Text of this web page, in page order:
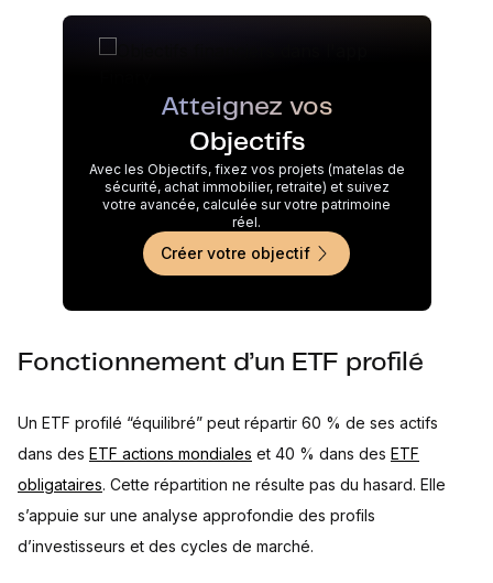
Atteignez vos
Objectifs
Avec les Objectifs, fixez vos projets (matelas de
sécurité, achat immobilier, retraite) et suivez
votre avancée, calculée sur votre patrimoine
réel.
Créer votre objectif
Fonctionnement d’un ETF profilé
Un ETF profilé “équilibré” peut répartir 60 % de ses actifs
dans des ETF actions mondiales et 40 % dans des ETF
obligataires. Cette répartition ne résulte pas du hasard. Elle
s’appuie sur une analyse approfondie des profils
d’investisseurs et des cycles de marché.